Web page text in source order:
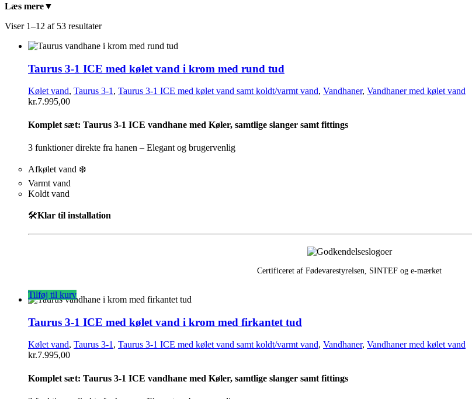
Læs mere
Viser 1–12 af 53 resultater
Taurus 3-1 ICE med kølet vand i krom med rund tud
Kølet vand, Taurus 3-1 , Taurus 3-1 ICE med kølet vand samt koldt/varmt vand, Vandhaner, Vandhaner med kølet vand
kr.7.995,00
Komplet sæt: Taurus 3-1 ICE vandhane med Køler, samtlige slanger samt fittings
3 funktioner direkte fra hanen – Elegant og brugervenlig
Afkølet vand ❄️
Varmt vand
Koldt vand
🛠️Klar til installation
Certificeret af Fødevarestyrelsen, SINTEF og e‑mærket
Tilføj til kurv
Taurus 3-1 ICE med kølet vand i krom med firkantet tud
Kølet vand, Taurus 3-1 , Taurus 3-1 ICE med kølet vand samt koldt/varmt vand, Vandhaner, Vandhaner med kølet vand
kr.7.995,00
Komplet sæt: Taurus 3-1 ICE vandhane med Køler, samtlige slanger samt fittings